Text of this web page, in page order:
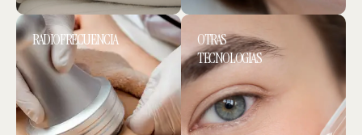
RADIOFRECUENCIA
OTRAS
TECNOLOGIAS